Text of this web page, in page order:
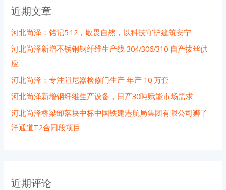
近期文章
河北尚泽：铭记5·12，敬畏自然，以科技守护建筑安宁
河北尚泽新增不锈钢钢纤维生产线 304/306/310 自产拔丝供
应
河北尚泽：专注阻尼器检修门生产 年产 10 万套
河北尚泽新增钢纤维生产设备，日产30吨赋能市场需求
河北尚泽桥梁卸落块中标中国铁建港航局集团有限公司狮子
洋通道T2合同段项目
近期评论